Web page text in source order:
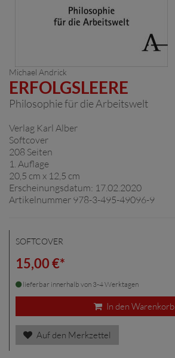
Michael Andrick
ERFOLGSLEERE
Philosophie für die Arbeitswelt
Verlag Karl Alber
Softcover
208 Seiten
1. Auflage
20,5 cm x 12,5 cm
Erscheinungsdatum: 17.02.2020
Artikelnummer 978-3-495-49096-9
SOFTCOVER
15,00 €*
lieferbar innerhalb von 3-4 Werktagen
In den Warenkorb
Auf den Merkzettel